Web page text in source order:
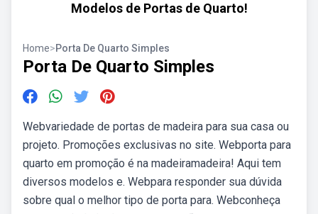
Modelos de Portas de Quarto!
Home>Porta De Quarto Simples
Porta De Quarto Simples
Webvariedade de portas de madeira para sua casa ou
projeto. Promoções exclusivas no site. Webporta para
quarto em promoção é na madeiramadeira! Aqui tem
diversos modelos e. Webpara responder sua dúvida
sobre qual o melhor tipo de porta para. Webconheça